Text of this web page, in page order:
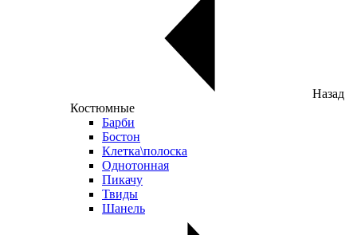
Назад
Костюмные
Барби
Бостон
Клетка\полоска
Однотонная
Пикачу
Твиды
Шанель